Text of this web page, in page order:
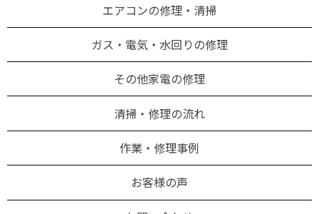
エアコンの修理・清掃
ガス・電気・水回りの修理
その他家電の修理
清掃・修理の流れ
作業・修理事例
お客様の声